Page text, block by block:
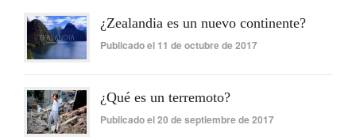
¿Zealandia es un nuevo continente?
Publicado el 11 de octubre de 2017
¿Qué es un terremoto?
Publicado el 20 de septiembre de 2017